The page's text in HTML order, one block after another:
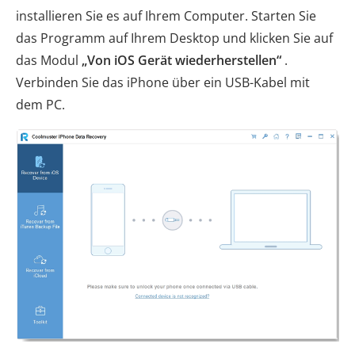
installieren Sie es auf Ihrem Computer. Starten Sie
das Programm auf Ihrem Desktop und klicken Sie auf
das Modul „Von iOS Gerät wiederherstellen“ .
Verbinden Sie das iPhone über ein USB-Kabel mit
dem PC.